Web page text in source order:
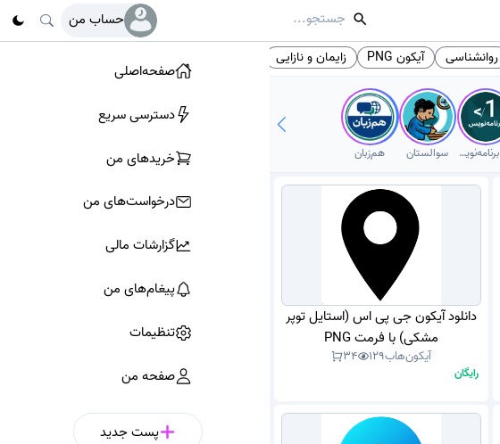
حساب من
روانشناسی آیکون PNG زایمان و نازایی
یک برنامه‌نویس سوالستان هم‌زبان
دانلود آیکون جی پی اس (استایل توپر
مشکی) با فرمت PNG
آیکون‌هاب129
34
رایگان
صفحه‌اصلی
دسترسی سریع
پست جدید
خرید‌های من
درخواست‌های من
گزارشات مالی
پیغام‌های من
تنظیمات
صفحه من